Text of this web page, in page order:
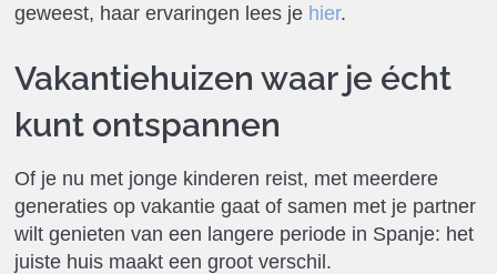
geweest, haar ervaringen lees je hier.
Vakantiehuizen waar je écht
kunt ontspannen
Of je nu met jonge kinderen reist, met meerdere
generaties op vakantie gaat of samen met je partner
wilt genieten van een langere periode in Spanje: het
juiste huis maakt een groot verschil.